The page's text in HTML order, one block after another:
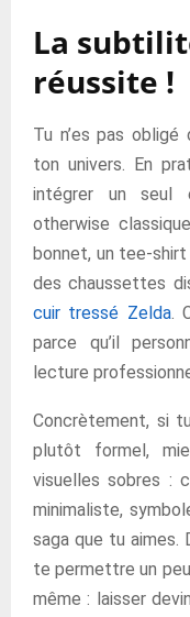
La
réussite !
Tu n’es pas
ton univers. En
intégrer un seul
otherwise
bonnet, un tee-
des chaussettes
cuir tressé Zelda.
parce qu’il
lecture
Concrètement, si
plutôt formel,
visuelles sobres :
minimaliste,
saga que tu aimes.
te permettre un
même : laisser